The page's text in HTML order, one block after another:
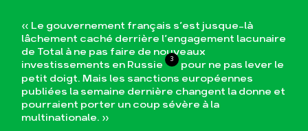
« Le gouvernement français s’est jusque-là
lâchement caché derrière l’engagement lacunaire
de Total à ne pas faire de nouveaux
investissements en Russie
3
pour ne pas lever le
petit doigt. Mais les sanctions européennes
publiées la semaine dernière changent la donne et
pourraient porter un coup sévère à la
multinationale. »